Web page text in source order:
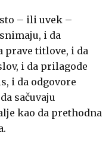
– ili uvek –
i da
prave titlove, i da
i da prilagode
i da odgovore
sačuvaju
kao da prethodna